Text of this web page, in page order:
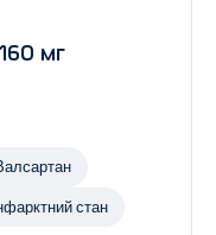
160 мг
стан